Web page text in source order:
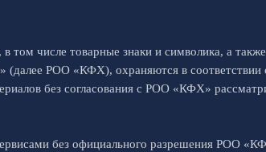
числе товарные знаки и символика, а
(далее РОО «КФХ), охраняются в соответствии
без согласования с РОО «КФХ»
без официального разрешения РОО